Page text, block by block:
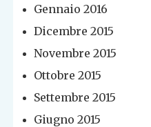
Gennaio 2016
Dicembre 2015
Novembre 2015
Ottobre 2015
Settembre 2015
Giugno 2015